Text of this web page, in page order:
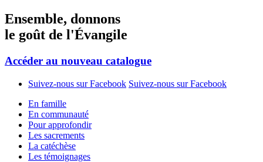
Ensemble, donnons
le goût de l'Évangile
Accéder au nouveau catalogue
Suivez-nous sur Facebook Suivez-nous sur Facebook
En famille
En communauté
Pourapprofondir
Les sacrements
La catéchèse
Les témoignages